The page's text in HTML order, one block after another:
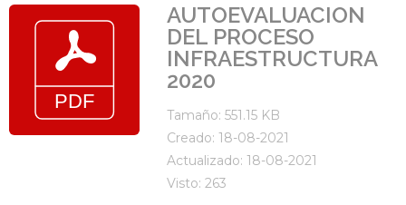
AUTOEVALUACION
DEL PROCESO
INFRAESTRUCTURA
2020
Tamaño: 551.15 KB
Creado: 18-08-2021
Actualizado: 18-08-2021
Visto: 263